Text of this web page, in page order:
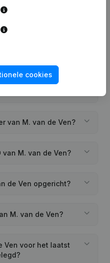
van M. van de Ven?
van M. van de Ven?
de Ven opgericht?
M. van de Ven?
Ven voor het laatst
cookies